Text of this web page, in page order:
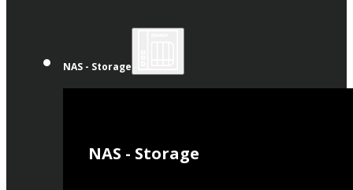
NAS - Storage
NAS - Storage